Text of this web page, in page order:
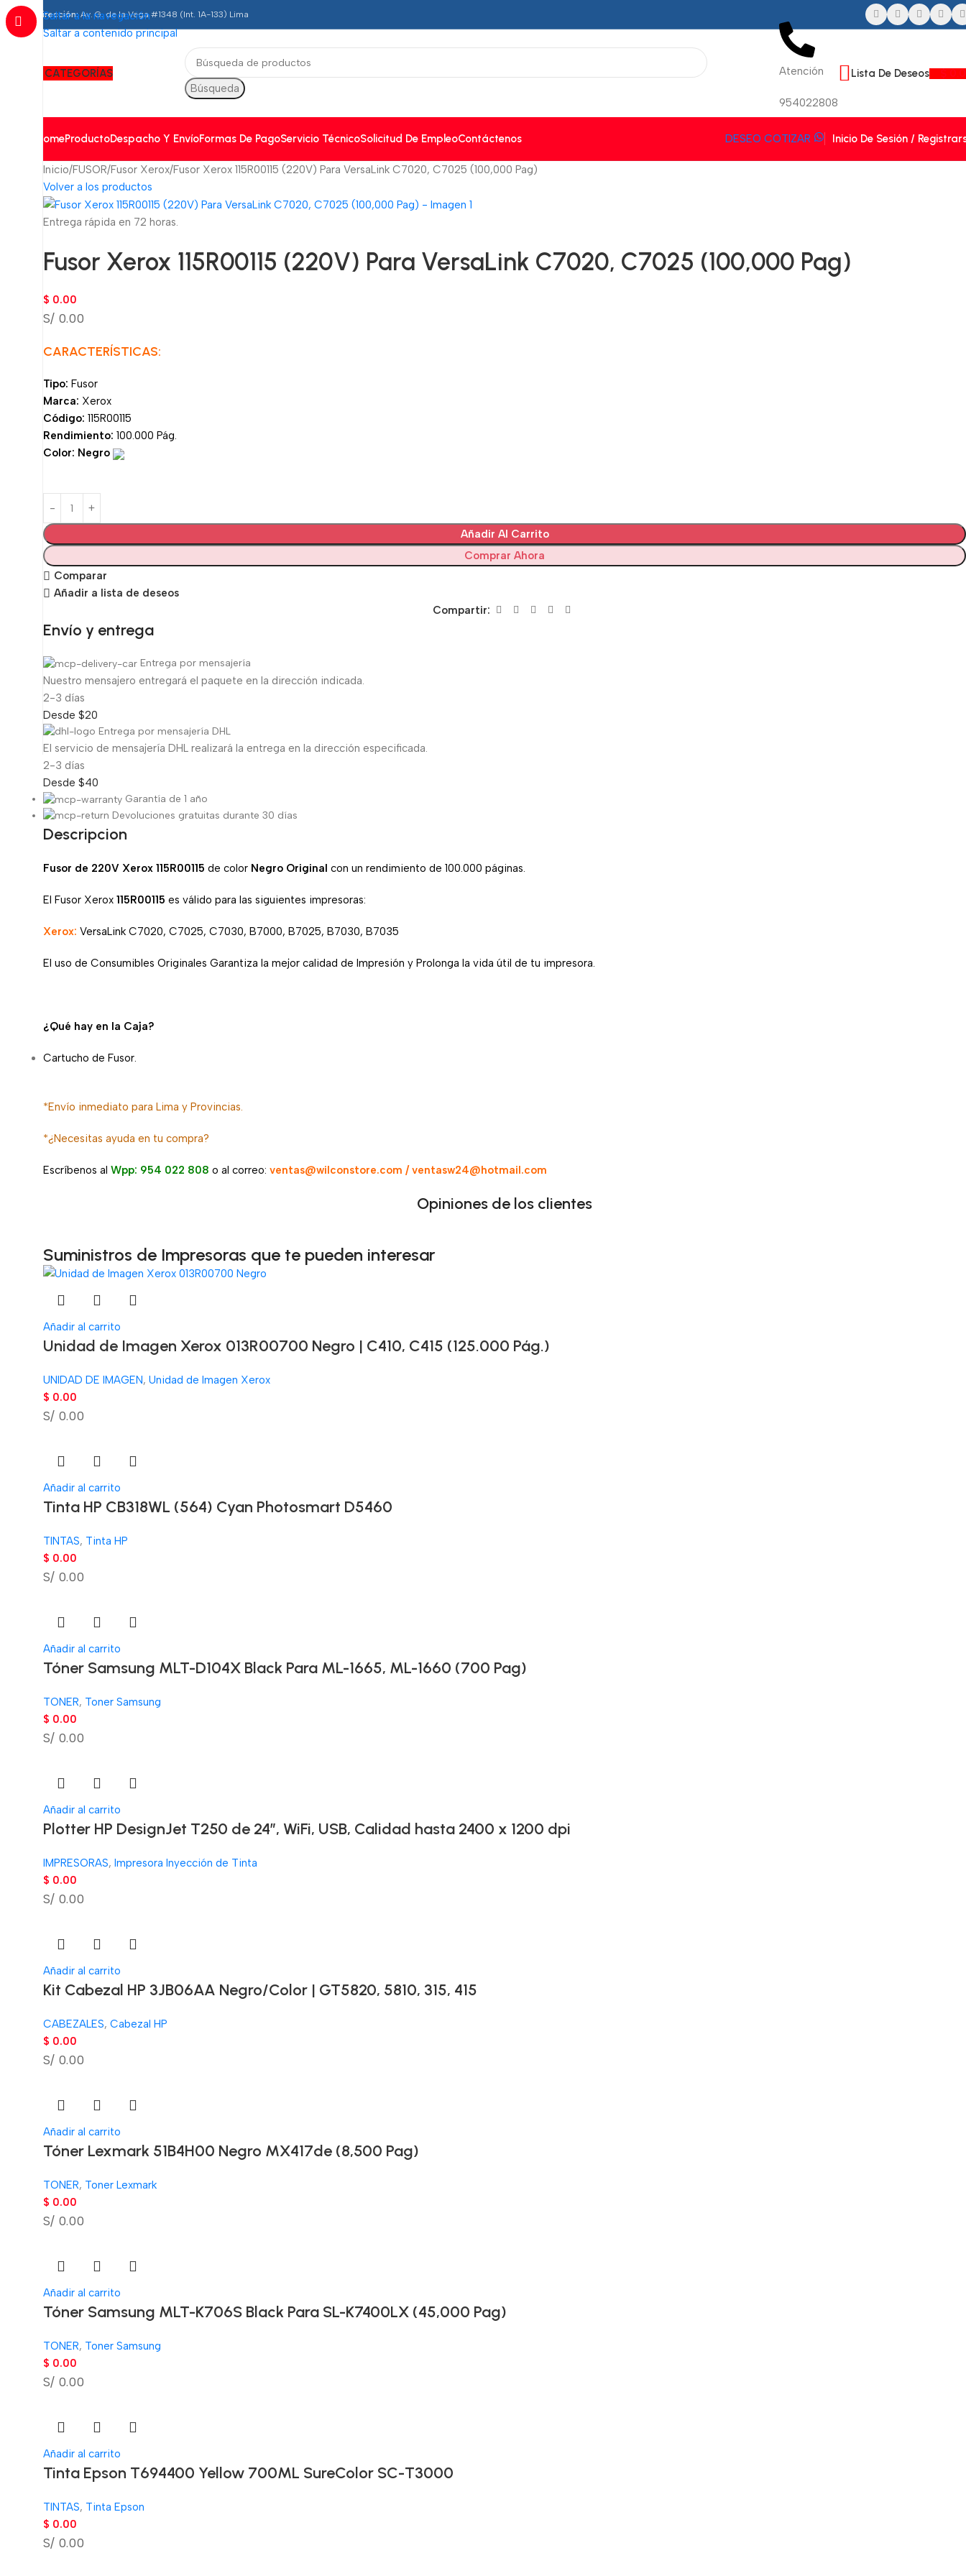
Saltar a la navegación
Saltar a contenido principal
Dirección:Av. G. de la Vega #1348 (Int. 1A-133) Lima
CATEGORÍAS
Búsqueda
Atención
954022808
Lista De Deseos $
HomeProductoDespacho Y EnvíoFormas De PagoServicio TécnicoSolicitud De EmpleoContáctenos DESEO COTIZAR Inicio De Sesión /
Inicio FUSOR Fusor Xerox Fusor Xerox 115R00115 (220V) Para VersaLink C7020, C7025 (100,000 Pag)
Volver a los productos
Entrega rápida en 72 horas.
Fusor Xerox 115R00115 (220V) Para VersaLink C7020, C7025 (100,000 Pag)
$ 0.00
S/ 0.00
CARACTERÍSTICAS:
Tipo: Fusor
Marca: Xerox
Código: 115R00115
Rendimiento: 100.000 Pág.
Color: Negro
Añadir Al Carrito
Comprar Ahora
Comparar
Añadir a lista de deseos
Compartir:
Envío y entrega
Entrega por mensajería
Nuestro mensajero entregará el paquete en la dirección indicada.
2-3 días
Desde $20
Entrega por mensajería DHL
El servicio de mensajería DHL realizará la entrega en la dirección especificada.
2-3 días
Desde $40
Garantía de 1 año
Devoluciones gratuitas durante 30 días
Descripcion
Fusor de 220V Xerox 115R00115 de color Negro Original con un rendimiento de 100.000 páginas.
El Fusor Xerox 115R00115 es válido para las siguientes impresoras:
Xerox: VersaLink C7020, C7025, C7030, B7000, B7025, B7030, B7035
El uso de Consumibles Originales Garantiza la mejor calidad de Impresión y Prolonga la vida útil de tu impresora.
¿Qué hay en la Caja?
Cartucho de Fusor.
*Envío inmediato para Lima y Provincias.
*¿Necesitas ayuda en tu compra?
Escríbenos al Wpp: 954 022 808 o al correo: ventas@wilconstore.com / ventasw24@hotmail.com
Opiniones de los clientes
Suministros de Impresoras que te pueden interesar
Añadir al carrito
Unidad de Imagen Xerox 013R00700 Negro | C410, C415 (125.000 Pág.)
UNIDAD DE IMAGEN, Unidad de Imagen Xerox
$ 0.00
S/ 0.00
Añadir al carrito
Tinta HP CB318WL (564) Cyan Photosmart D5460
TINTAS, Tinta HP
$ 0.00
S/ 0.00
Añadir al carrito
Tóner Samsung MLT-D104X Black Para ML-1665, ML-1660 (700 Pag)
TONER, Toner Samsung
$ 0.00
S/ 0.00
Añadir al carrito
Plotter HP DesignJet T250 de 24″, WiFi, USB, Calidad hasta 2400 x 1200 dpi
IMPRESORAS, Impresora Inyección de Tinta
$ 0.00
S/ 0.00
Añadir al carrito
Kit Cabezal HP 3JB06AA Negro/Color | GT5820, 5810, 315, 415
CABEZALES, Cabezal HP
$ 0.00
S/ 0.00
Añadir al carrito
Tóner Lexmark 51B4H00 Negro MX417de (8,500 Pag)
TONER, Toner Lexmark
$ 0.00
S/ 0.00
Añadir al carrito
Tóner Samsung MLT-K706S Black Para SL-K7400LX (45,000 Pag)
TONER, Toner Samsung
$ 0.00
S/ 0.00
Añadir al carrito
Tinta Epson T694400 Yellow 700ML SureColor SC-T3000
TINTAS, Tinta Epson
$ 0.00
S/ 0.00